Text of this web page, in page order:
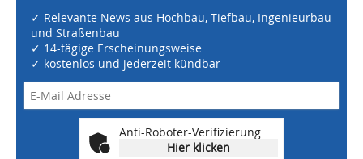
✓ Relevante News aus Hochbau, Tiefbau, Ingenieurbau
und Straßenbau
✓ 14-tägige Erscheinungsweise
✓ kostenlos und jederzeit kündbar
Anti-Roboter-Verifizierung
Hier klicken